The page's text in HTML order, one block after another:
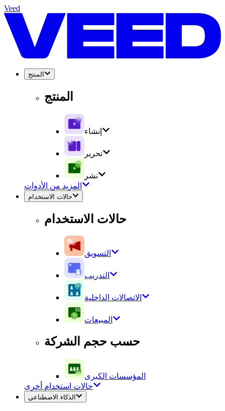
Veed
المنتج
المنتج
إنشاء
تحرير
نشر
المزيد من الأدوات
حالات الاستخدام
حالات الاستخدام
التسويق
التدريب
الاتصالات الداخلية
المبيعات
حسب حجم الشركة
المؤسسات الكبرى
حالات استخدام أخرى
الذكاء الاصطناعي